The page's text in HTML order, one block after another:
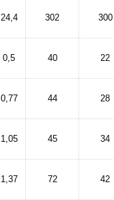
24,4 302 300
0,5 40 22
0,77 44 28
1,05 45 34
1,37 72 42